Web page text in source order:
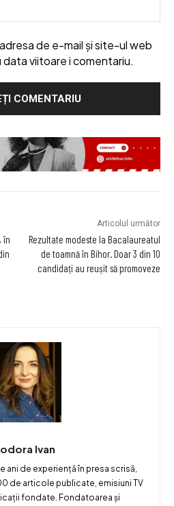
de e-mail și site-ul web
viitoare i comentariu.
în
Articolul următor
Rezultate modeste la Bacalaureatul
de toamnă în Bihor. Doar 3 din 10
candidați au reușit să promoveze
Ivan
ani de experiență în presa scrisă,
de articole publicate, emisiuni TV
fondate. Fondatoarea și